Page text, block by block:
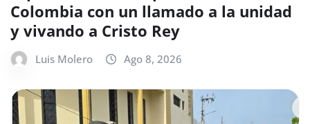
Colombia con un llamado a la unidad
y vivando a Cristo Rey
Luis Molero Ago 8, 2026